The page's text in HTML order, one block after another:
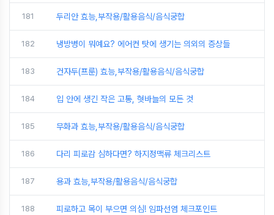
181 두리안 효능,부작용/활용음식/음식궁합
182 냉방병이 뭐예요? 에어컨 탓에 생기는 의외의 증상들
183 건자두(프룬) 효능,부작용/활용음식/음식궁합
184 입 안에 생긴 작은 고통, 혓바늘의 모든 것
185 무화과 효능,부작용/활용음식/음식궁합
186 다리 피로감 심하다면? 하지정맥류 체크리스트
187 용과 효능,부작용/활용음식/음식궁합
188 피로하고 목이 부으면 의심! 임파선염 체크포인트